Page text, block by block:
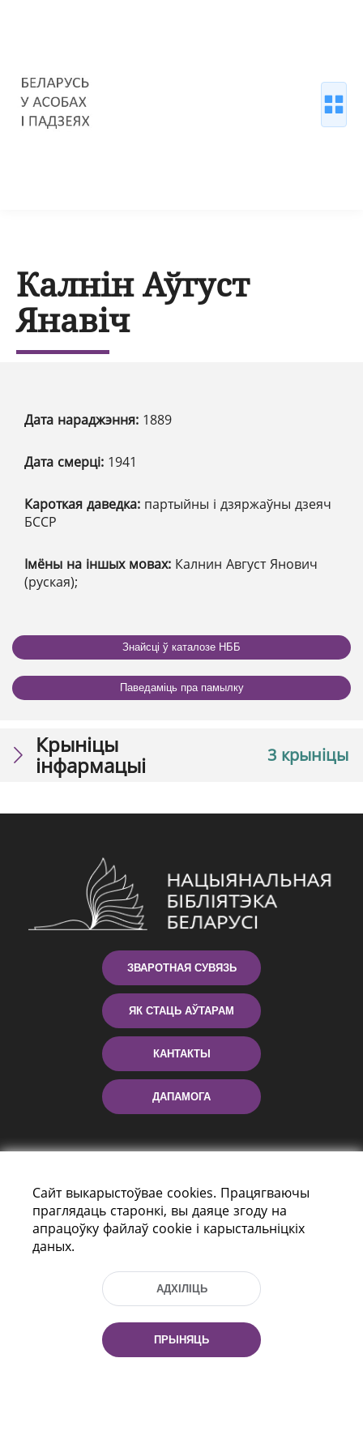
Калнін Аўгуст
Янавіч
Дата нараджэння: 1889
Дата смерці: 1941
Кароткая даведка: партыйны і дзяржаўны дзеяч
БССР
Імёны на іншых мовах: Калнин Август Янович
(руская);
Знайсці ў каталозе НББ
Паведаміць пра памылку
3 крыніцы
Крыніцы
інфармацыі
ЗВАРОТНАЯ СУВЯЗЬ
ЯК СТАЦЬ АЎТАРАМ
КАНТАКТЫ
ДАПАМОГА
праспект Незалежнасці 116
г. Мiнск, Рэспубліка Беларусь, 220114
Тэл.: (+375 17) 368 37 37, Факс: (+375 17)
Эл. пошта: inbox@nlb.by
Сайт выкарыстоўвае cookies. Працягваючы
праглядаць старонкі, вы даяце згоду на
апрацоўку файлаў cookie і карыстальніцкіх
даных.
АДХІЛІЦЬ
ПРЫНЯЦЬ